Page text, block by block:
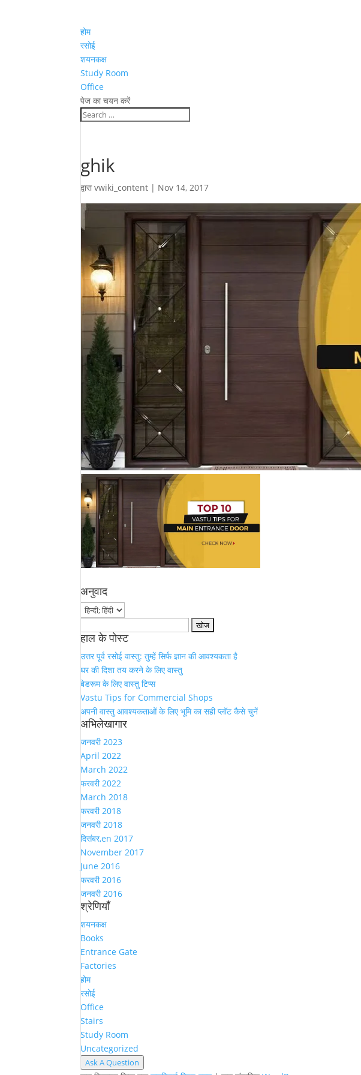
होम
रसोई
शयनकक्ष
Study Room
Office
पेज का चयन करें
ghik
द्वाराvwiki_content | Nov 14, 2017
अनुवाद
for:
हाल के पोस्ट
उत्तर पूर्व रसोई वास्तु: तुम्हें सिर्फ ज्ञान की आवश्यकता है
घर की दिशा तय करने के लिए वास्तु
बेडरूम के लिए वास्तु टिप्स
Vastu Tips for Commercial Shops
अपनी वास्तु आवश्यकताओं के लिए भूमि का सही प्लॉट कैसे चुनें
अभिलेखागार
जनवरी 2023
April 2022
March 2022
फरवरी 2022
March 2018
फरवरी 2018
जनवरी 2018
दिसंबर,en 2017
November 2017
June 2016
फरवरी 2016
जनवरी 2016
श्रेणियाँ
शयनकक्ष
Books
Entrance Gate
Factories
होम
रसोई
Office
Stairs
Study Room
Uncategorized
Ask A Question